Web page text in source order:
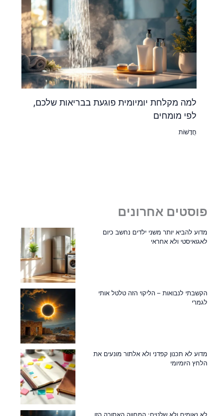
למה מקלחת יומיומית פוגעת בבריאות שלכם,
לפי מומחים
חֲדָשׁוֹת
פוסטים אחרונים
מדוע להביא יותר משני ילדים נחשב כיום
לאגואיסטי ולא אחראי
הקשבתי לנבואות – הליקוי הזה טלטל אותי
לגמרי
מדוע לא תכנון קפדני ולא אלתור מונעים את
הלחץ היומיומי
לא נאומים ולא שלטים: המחווה האסורה הזו